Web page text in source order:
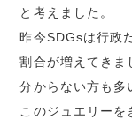
と考えました。
昨今SDGsは行政
割合が増えてきま
分からない方も多
このジュエリーを